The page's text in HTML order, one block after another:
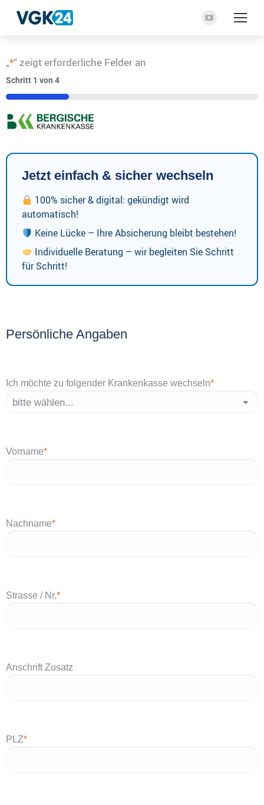
YouTube
neuen
„*“ zeigt erforderliche Felder an
Schritt 1 von 4
25%
Jetzt einfach & sicher wechseln
100% sicher & digital: gekündigt wird
automatisch!
Keine Lücke – Ihre Absicherung bleibt bestehen!
Individuelle Beratung – wir begleiten Sie Schritt
für Schritt!
Persönliche Angaben
Ich möchte zu folgender Krankenkasse wechseln*
Vorname*
Nachname*
Strasse / Nr.*
Anschrift Zusatz
PLZ*